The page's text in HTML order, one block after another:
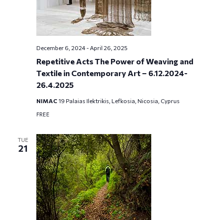
Repetitive Acts The Power of Weaving and
Textile in Contemporary Art – 6.12.2024-
26.4.2025
December 6, 2024- April 26, 2025
NIMAC 19 Palaias Ilektrikis, Lefkosia, Nicosia, Cyprus
FREE
TUE
21